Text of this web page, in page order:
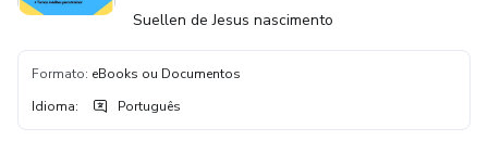
Suellen de Jesus nascimento
Formato: eBooks ou Documentos
Idioma: Português